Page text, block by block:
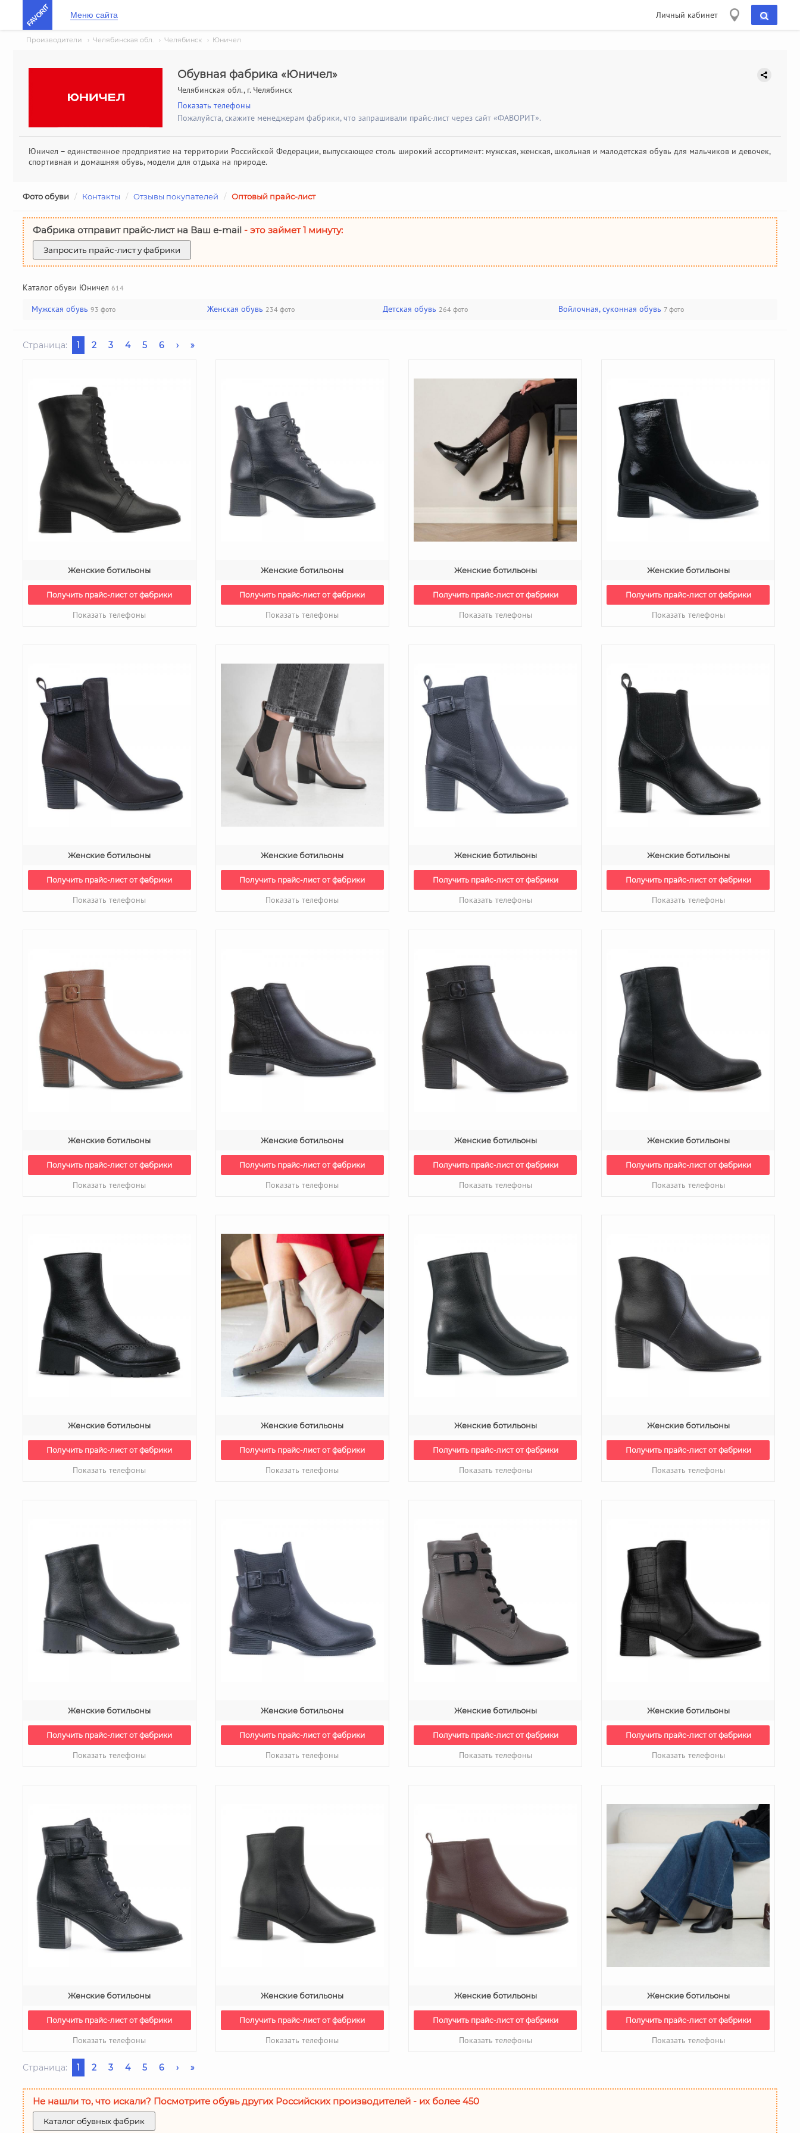
FAVORIT Меню сайта Личный кабинет
Производители › Челябинская обл. › Челябинск › Юничел
Обувная фабрика «Юничел»
Челябинская обл., г. Челябинск
Показать телефоны
Пожалуйста, скажите менеджерам фабрики, что запрашивали прайс-лист через сайт «ФАВОРИТ».
Юничел – единственное предприятие на территории Российской Федерации, выпускающее столь широкий ассортимент: мужская, женская, школьная и малодетская обувь для мальчиков и девочек,
спортивная и домашняя обувь, модели для отдыха на природе.
Фото обуви / Контакты / Отзывы покупателей / Оптовый прайс-лист
Фабрика отправит прайс-лист на Ваш е-mail - это займет 1 минуту:
Запросить прайс-лист у фабрики
Каталог обуви Юничел 614
Мужская обувь 93 фото Женская обувь 234 фото Детская обувь 264 фото Войлочная, суконная обувь 7 фото
Страница: 1 2 3 4 5 6 › »
Женские ботильоны
Получить прайс-лист от фабрики
Показать телефоны
Женские ботильоны
Получить прайс-лист от фабрики
Показать телефоны
Женские ботильоны
Получить прайс-лист от фабрики
Показать телефоны
Женские ботильоны
Получить прайс-лист от фабрики
Показать телефоны
Женские ботильоны
Получить прайс-лист от фабрики
Показать телефоны
Женские ботильоны
Получить прайс-лист от фабрики
Показать телефоны
Женские ботильоны
Получить прайс-лист от фабрики
Показать телефоны
Женские ботильоны
Получить прайс-лист от фабрики
Показать телефоны
Женские ботильоны
Получить прайс-лист от фабрики
Показать телефоны
Женские ботильоны
Получить прайс-лист от фабрики
Показать телефоны
Женские ботильоны
Получить прайс-лист от фабрики
Показать телефоны
Женские ботильоны
Получить прайс-лист от фабрики
Показать телефоны
Женские ботильоны
Получить прайс-лист от фабрики
Показать телефоны
Женские ботильоны
Получить прайс-лист от фабрики
Показать телефоны
Женские ботильоны
Получить прайс-лист от фабрики
Показать телефоны
Женские ботильоны
Получить прайс-лист от фабрики
Показать телефоны
Женские ботильоны
Получить прайс-лист от фабрики
Показать телефоны
Женские ботильоны
Получить прайс-лист от фабрики
Показать телефоны
Женские ботильоны
Получить прайс-лист от фабрики
Показать телефоны
Женские ботильоны
Получить прайс-лист от фабрики
Показать телефоны
Женские ботильоны
Получить прайс-лист от фабрики
Показать телефоны
Женские ботильоны
Получить прайс-лист от фабрики
Показать телефоны
Женские ботильоны
Получить прайс-лист от фабрики
Показать телефоны
Женские ботильоны
Получить прайс-лист от фабрики
Показать телефоны
Страница: 1 2 3 4 5 6 › »
Не нашли то, что искали? Посмотрите обувь других Российских производителей - их более 450
Каталог обувных фабрик